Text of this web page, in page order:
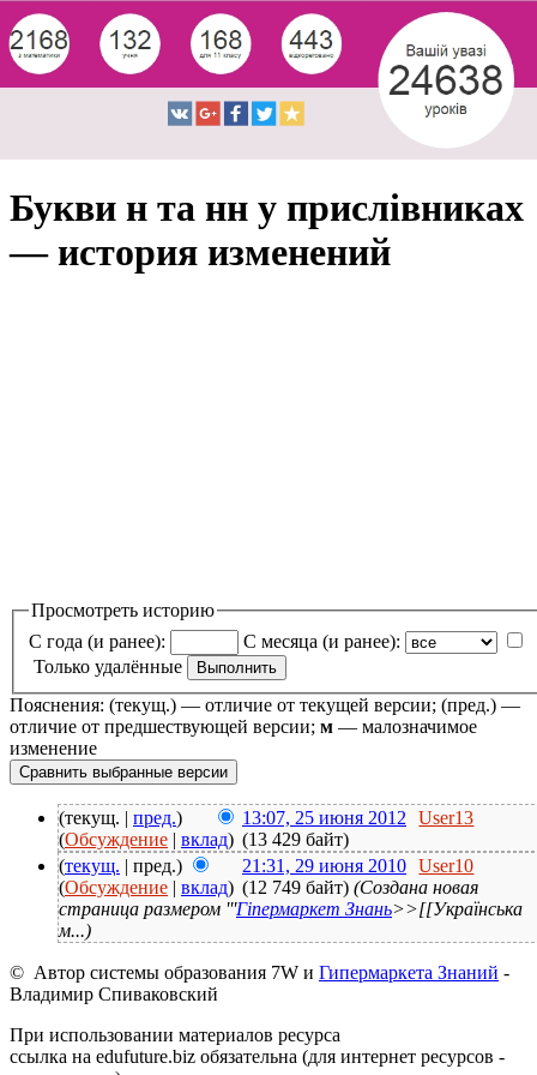
Букви н та нн у прислівниках
— история изменений
Просмотреть историю
С года (и ранее):
С месяца (и ранее):
Только удалённые
Пояснения: (текущ.) — отличие от текущей версии; (пред.) —
отличие от предшествующей версии; м — малозначимое
изменение
(текущ. | пред.) 13:07, 25 июня 2012
User13
(Обсуждение | вклад) (13 429 байт)
(текущ. | пред.) 21:31, 29 июня 2010
User10
(Обсуждение | вклад) (12 749 байт) (Создана новая
страница размером '''Гіпермаркет Знань>>[[Українська
м...)
© Автор системы образования 7W и Гипермаркета Знаний -
Владимир Спиваковский
При использовании материалов ресурса
ссылка на edufuture.biz обязательна (для интернет ресурсов -